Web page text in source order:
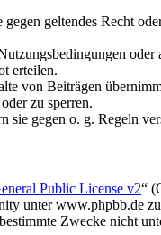
geltendes Recht
erteilen.
von Beiträgen
zu sperren.
sie gegen o. g. Regeln
Public License v2“
unter www.phpbb.de
Zwecke nicht